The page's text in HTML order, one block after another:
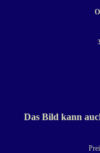
Das Bild kann